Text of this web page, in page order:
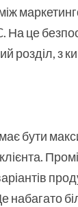
На це
розділ, з
бути
набагато